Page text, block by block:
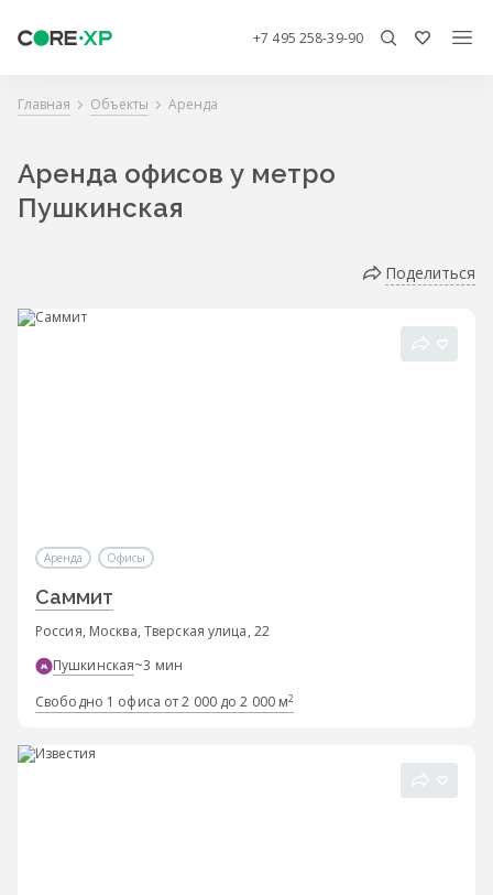
+7 495 258-39-90
Главная Объекты Аренда
Аренда офисов у метро
Пушкинская
Поделиться
Аренда Офисы
Саммит
Россия, Москва, Тверская улица, 22
Пушкинская~3 мин
Свободно 1 офиса от 2 000 до 2 000 м2